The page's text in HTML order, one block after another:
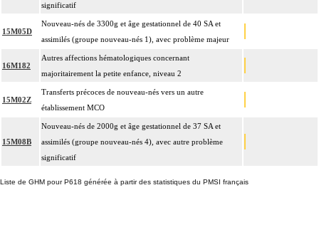
significatif
15M05D
Nouveau-nés de 3300g et âge gestationnel de 40 SA et
assimilés (groupe nouveau-nés 1), avec problème majeur
16M182
Autres affections hématologiques concernant
majoritairement la petite enfance, niveau 2
15M02Z
Transferts précoces de nouveau-nés vers un autre
établissement MCO
15M08B
Nouveau-nés de 2000g et âge gestationnel de 37 SA et
assimilés (groupe nouveau-nés 4), avec autre problème
significatif
Liste de GHM pour P618 générée à partir des statistiques du PMSI français